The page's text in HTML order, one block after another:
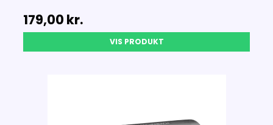
179,00 kr.
VIS PRODUKT